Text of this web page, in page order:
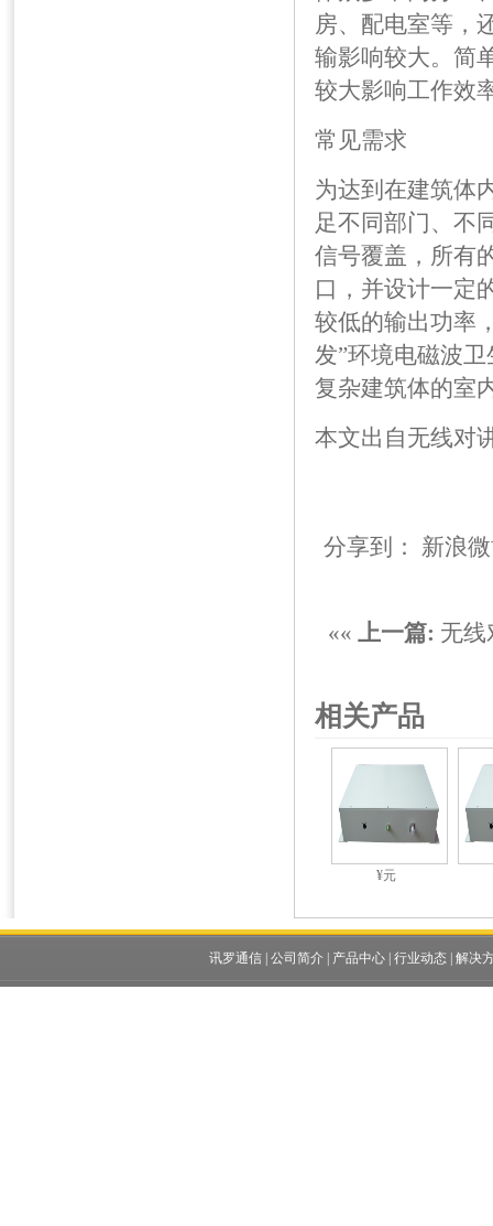
房、配电室等，
输影响较大。简
较大影响工作效
常见需求
为达到在建筑体
足不同部门、不
信号覆盖，所有
口，并设计一定
较低的输出功率
发”环境电磁波
复杂建筑体的室
本文出自无线对
分享到： 新浪
«« 上一篇: 无线
相关产品
¥元
讯罗通信| 公司简介| 产品中心| 行业动态| 解决